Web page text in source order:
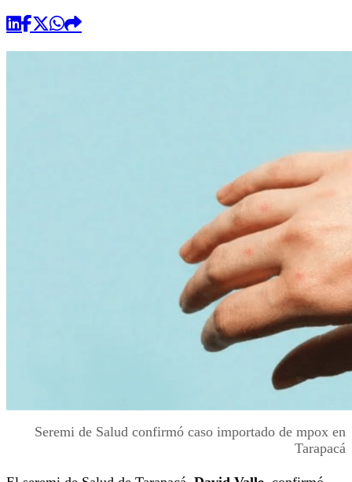
Seremi de Salud confirmó caso importado de mpox en
Tarapacá